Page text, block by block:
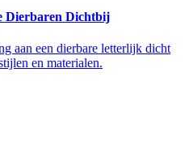
Dierbaren Dichtbij
aan een dierbare letterlijk dicht
en materialen.